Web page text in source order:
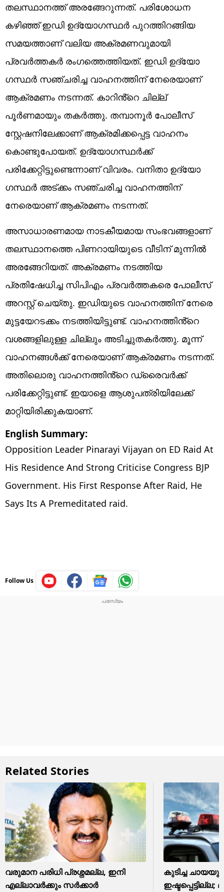
തലസ്ഥാനത്ത് അരങ്ങേറുന്നത്. പരിശോധന
കഴിഞ്ഞ് ഇഡി ഉദ്യോ​ഗസ്ഥർ പുറത്തിറങ്ങിയ
സമയത്താണ് വലിയ അക്രമണവുമായി
പ്രവർത്തകർ രം​ഗത്തെത്തിയത്. ഇഡി ഉദ്യോ​
ഗസ്ഥർ സഞ്ചരിച്ച വാഹനത്തിന് നേരെയാണ്
ആക്രമണം നടന്നത്. കാറിൻ്റെ ചില്ല്
പൂർണമായും തകർത്തു. തമ്പാനൂർ പോലീസ്
സ്റ്റേഷനിലേക്കാണ് ആക്രമിക്കപ്പെട്ട വാഹനം
കൊണ്ടുപോയത്. ഉദ്യോ​ഗസ്ഥർക്ക്
പരിക്കേറ്റിട്ടുണ്ടെന്നാണ് വിവരം. വനിതാ ഉദ്യോ​
ഗസ്ഥർ അട്ക്കം സഞ്ചരിച്ച വാഹനത്തിന്
നേരെയാണ് ആക്രമണം നടന്നത്.
അസാധാരണമായ നാടകീയമായ സംഭവങ്ങളാണ്
തലസ്ഥാനത്തെ പിണറായിയുടെ വീടിന് മുന്നിൽ
അരങ്ങേറിയത്. അക്രമണം നടത്തിയ
പ്രതിഷേധിച്ച സിപിഎം പ്രവർത്തകരെ പോലീസ്
അറസ്റ്റ് ചെയ്തു. ഇഡിയുടെ വാഹനത്തിന് നേരെ
മുട്ടയേറടക്കം നടത്തിയിട്ടുണ്ട്. വാഹനത്തിൻ്റെ
വശങ്ങളിലുള്ള ചില്ലും അടിച്ചുതകർത്തു. മൂന്ന്
വാഹനങ്ങൾക്ക് നേരെയാണ് ആക്രമണം നടന്നത്.
അതിലൊരു വാഹനത്തിൻ്റെ ഡ്രൈവർക്ക്
പരിക്കേറ്റിട്ടുണ്ട്. ഇയാളെ ആശുപത്രിയിലേക്ക്
മാറ്റിയിരിക്കുകയാണ്.
English Summary:
Opposition Leader Pinarayi Vijayan on ED Raid At
His Residence And Strong Criticise Congress BJP
Government. His First Response After Raid, He
Says Its A Premeditated raid.
Follow Us
Related Stories
വരുമാന പരിധി പ്രശ്നമല്ല, ഇനി
എല്ലാവർക്കും സർക്കാർ
കുടിച്ച
ഇഷ്ടപ്പെട്ടില്ല;